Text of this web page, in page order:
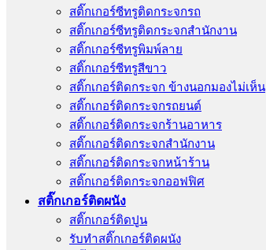
สติ๊กเกอร์ซีทรูติดกระจกรถ
สติ๊กเกอร์ซีทรูติดกระจกสำนักงาน
สติ๊กเกอร์ซีทรูพิมพ์ลาย
สติ๊กเกอร์ซีทรูสีขาว
สติ๊กเกอร์ติดกระจก ข้างนอกมองไม่เห็น
สติ๊กเกอร์ติดกระจกรถยนต์
สติ๊กเกอร์ติดกระจกร้านอาหาร
สติ๊กเกอร์ติดกระจกสำนักงาน
สติ๊กเกอร์ติดกระจกหน้าร้าน
สติ๊กเกอร์ติดกระจกออฟฟิศ
สติ๊กเกอร์ติดผนัง
สติ๊กเกอร์ติดปูน
รับทำสติ๊กเกอร์ติดผนัง